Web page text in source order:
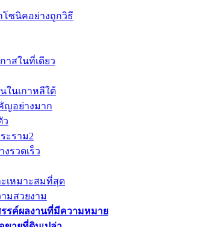
โซนิคอย่างถูกวิธี
าสในที่เดียว
ในเกาหลีใต้
ญอย่างมาก
ว
ะราม2
รวดเร็ว
เหมาะสมที่สุด
มสวยงาม
รรค์ผลงานที่มีความหมาย